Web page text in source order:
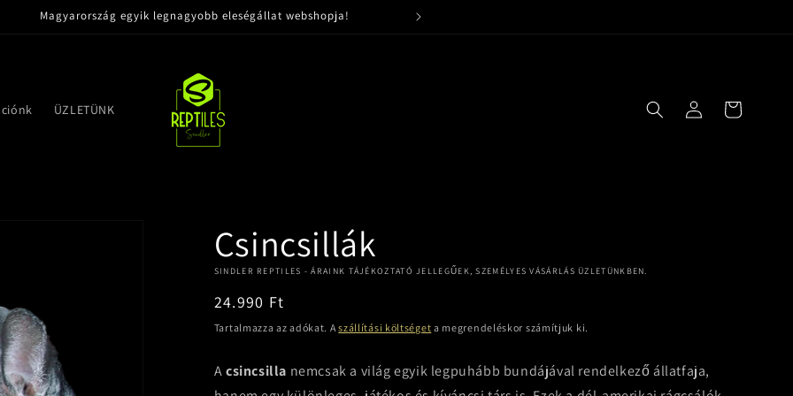
Magyarország egyik legnagyobb eleségállat webshopja!
ÜZLETÜNK BejelentkezésKosár
Csincsillák
SINDLER REPTILES - ÁRAINK TÁJÉKOZTATÓ JELLEGŰEK, SZEMÉLYES VÁSÁRLÁS ÜZLETÜNKBEN.
Normál
ár
24.990 Ft
Tartalmazza az adókat. Aszállítási költséget a megrendeléskor számítjuk ki.
Acsincsilla nemcsak a világ egyik legpuhább bundájával rendelkező állatfaja,